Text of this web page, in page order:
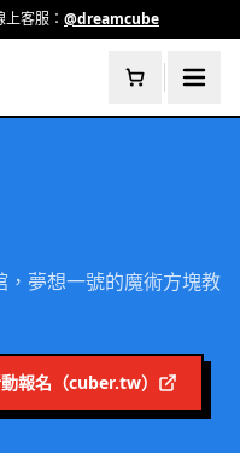
客服： @dreamcube
夢想一號的魔術方塊教
報名（cuber.tw）